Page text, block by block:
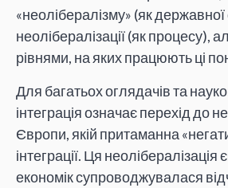
«неолібералізму» (як державної
неолібералізації (як процесу),
рівнями, на яких працюють ці
Для багатьох оглядачів та
інтеграція означає перехід до
Європи, якій притаманна
інтеграції. Ця
економік супроводжувалася